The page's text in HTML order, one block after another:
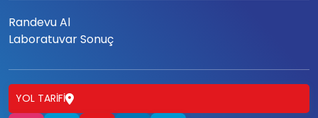
Randevu Al
Laboratuvar Sonuç
YOL TARIFI